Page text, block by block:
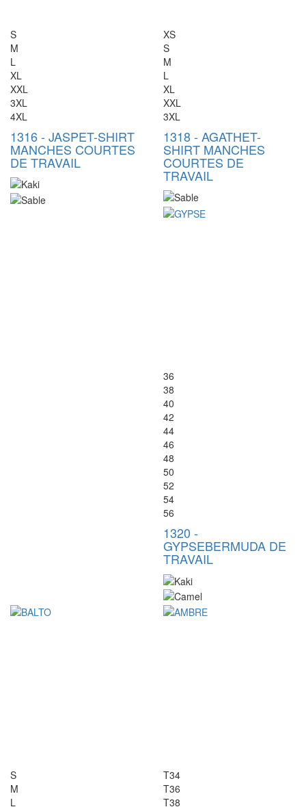
S
M
L
XL
XXL
3XL
4XL
1316- JASPET-SHIRT
MANCHES COURTES
DE TRAVAIL
XS
S
M
L
XL
XXL
3XL
1318- AGATHET-
SHIRT MANCHES
COURTES DE
TRAVAIL
36
38
40
42
44
46
48
50
52
54
56
1320 -
GYPSEBERMUDA DE
TRAVAIL
S
M
L
T34
T36
T38